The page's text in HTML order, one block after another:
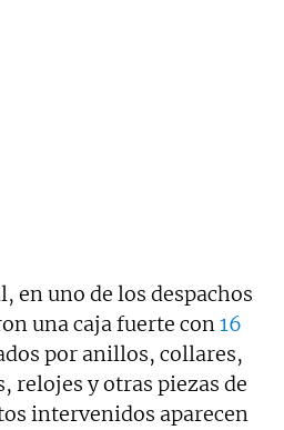
en uno de los despachos
una caja fuerte con16
por anillos, collares,
relojes y otras piezas de
intervenidos aparecen